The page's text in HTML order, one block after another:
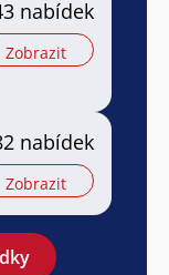
nabídek
Zobrazit
nabídek
Zobrazit